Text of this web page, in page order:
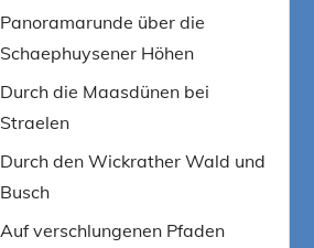
Panoramarunde über die
Schaephuysener Höhen
Durch die Maasdünen bei
Straelen
Durch den Wickrather Wald und
Busch
Auf verschlungenen Pfaden